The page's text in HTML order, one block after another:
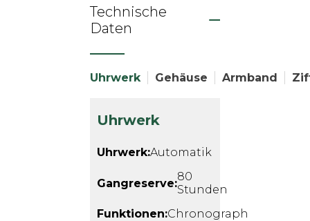
Technische
Daten
Uhrwerk Gehäuse Armband
Uhrwerk
Uhrwerk:Automatik
Gangreserve:80
Stunden
Funktionen:Chronograph